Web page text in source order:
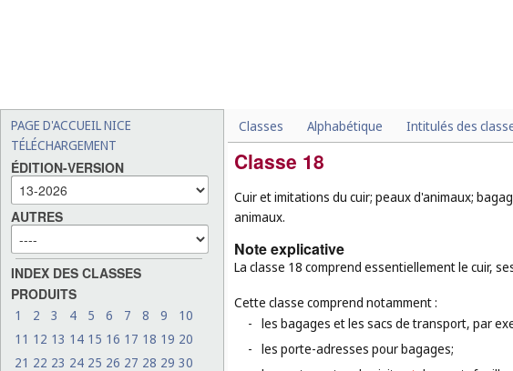
PAGE D'ACCUEIL NICE
TÉLÉCHARGEMENT
ÉDITION-VERSION
AUTRES
INDEX DES CLASSES
PRODUITS
1 2 3 4 5 6 7 8 9
10
11 12 13 14 15 16 17 18 19 20
21 22 23 24 25 26 27 28 29 30
Classes Alphabétique Intitulés des
Classe 18
Cuir et imitations du cuir; peaux d'animaux;
animaux.
Note explicative
La classe 18 comprend essentiellement le cuir,
Cette classe comprend notamment :
- les bagages et les sacs de transport, par
- les porte-adresses pour bagages;